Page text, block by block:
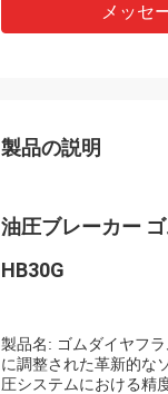
メッセ
製品の説明
油圧ブレーカー
HB30G
製品名: ゴムダイヤフ
に調整された革新的な
圧システムにおける精